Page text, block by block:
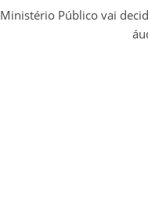
Ministério Público vai